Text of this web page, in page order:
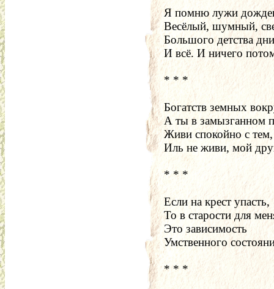
Я помню лужи
Весёлый, шумный,
Большого детства
И всё. И ничего
* * *
Богатств земных
А ты в замызганном
Живи спокойно с тем,
Иль не живи, мой
* * *
Если на крест упасть,
То в старости для
Это зависимость
Умственного
* * *